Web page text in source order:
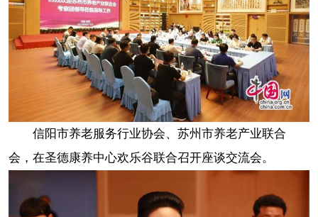
信阳市养老服务行业协会、苏州市养老产业联合
会，在圣德康养中心欢乐谷联合召开座谈交流会。